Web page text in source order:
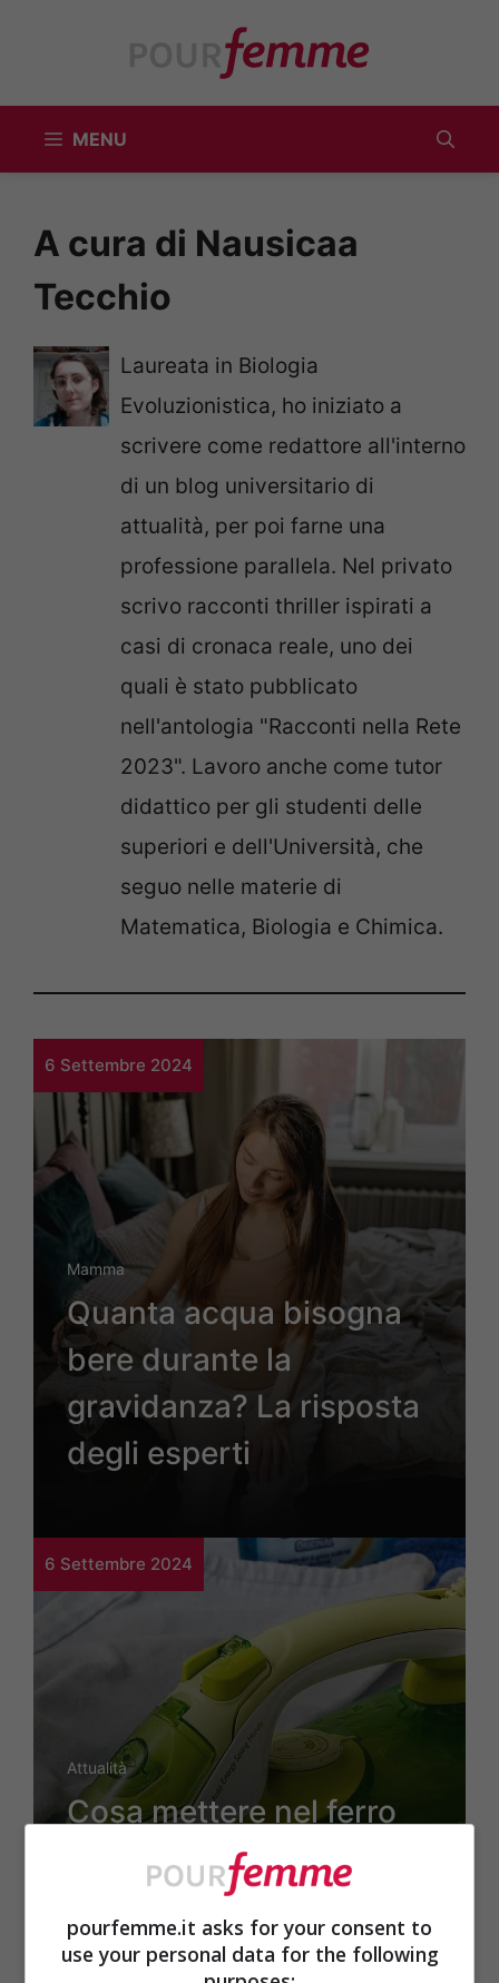
MENU
A cura di Nausicaa
Tecchio
Laureata in Biologia
Evoluzionistica, ho iniziato a
scrivere come redattore all'interno
di un blog universitario di
attualità, per poi farne una
professione parallela. Nel privato
scrivo racconti thriller ispirati a
casi di cronaca reale, uno dei
quali è stato pubblicato
nell'antologia "Racconti nella Rete
2023". Lavoro anche come tutor
didattico per gli studenti delle
superiori e dell'Università, che
seguo nelle materie di
Matematica, Biologia e Chimica.
6 Settembre 2024
Mamma
Quanta acqua bisogna
bere durante la
gravidanza? La risposta
degli esperti
6 Settembre 2024
Attualità
Cosa mettere nel ferro
da stiro al posto
dell’acqua distillata: va
ancora meglio
pourfemme.it asks for your consent to
use your personal data for the following